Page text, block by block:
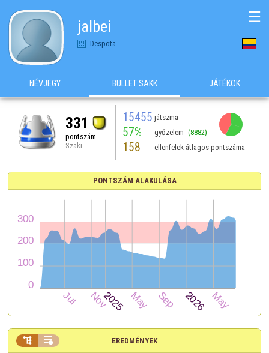
jalbei
Despota
☰
NÉVJEGY BULLET SAKK JÁTÉKOK
331
pontszám
Szaki
15455 játszma
57% győzelem (8882)
158 ellenfelek átlagos pontszáma
PONTSZÁM ALAKULÁSA
EREDMÉNYEK
 